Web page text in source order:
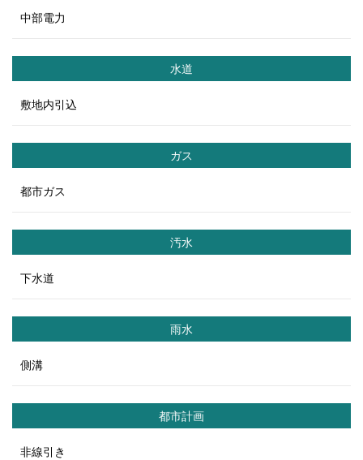
中部電力
水道
敷地内引込
ガス
都市ガス
汚水
下水道
雨水
側溝
都市計画
非線引き